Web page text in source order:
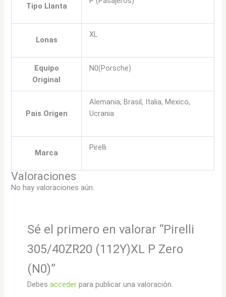
Tipo Llanta
Lonas
XL
Equipo
Original
N0(Porsche)
Pais Origen
Alemania, Brasil, Italia, Mexico,
Ucrania
Marca
Pirelli
Valoraciones
No hay valoraciones aún.
Sé el primero en valorar “Pirelli
305/40ZR20 (112Y)XL P Zero
(N0)”
Debes accederpara publicar una valoración.